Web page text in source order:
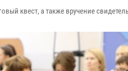
квест, а также вручение